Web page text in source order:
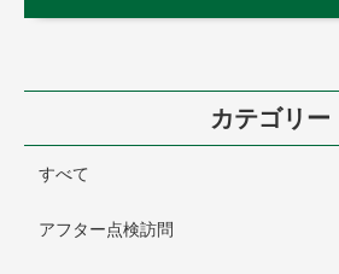
カテゴリー
すべて
アフター点検訪問